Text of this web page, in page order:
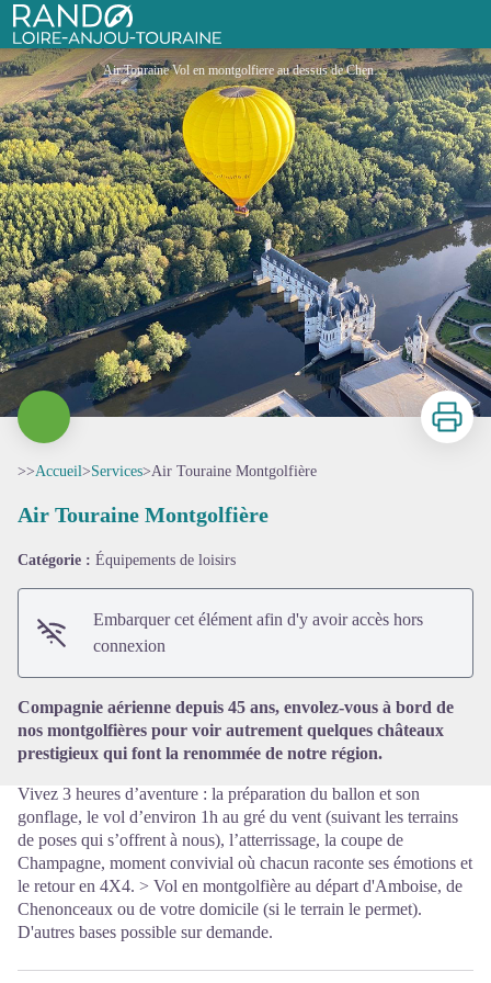
Rando Loire-Anjou-Touraine
Air Touraine Montgolfière
Air Touraine Vol en montgolfiere au dessus de Chenonceau - Air Touraine
Voir l'image en plein écran
Imprimer
>>Accueil>Services>Air Touraine Montgolfière
Air Touraine Montgolfière
Catégorie : Équipements de loisirs
Embarquer cet élément afin d'y avoir accès hors
connexion
Compagnie aérienne depuis 45 ans, envolez-vous à bord de
nos montgolfières pour voir autrement quelques châteaux
prestigieux qui font la renommée de notre région.
Vivez 3 heures d’aventure : la préparation du ballon et son
gonflage, le vol d’environ 1h au gré du vent (suivant les terrains
de poses qui s’offrent à nous), l’atterrissage, la coupe de
Champagne, moment convivial où chacun raconte ses émotions et
le retour en 4X4. > Vol en montgolfière au départ d'Amboise, de
Chenonceaux ou de votre domicile (si le terrain le permet).
D'autres bases possible sur demande.